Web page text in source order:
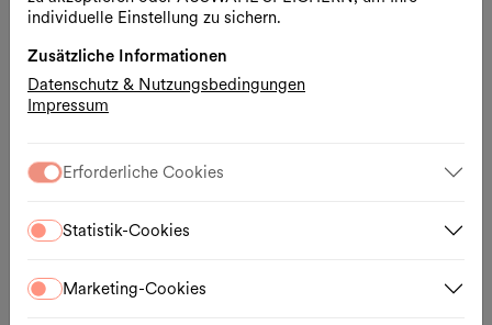
Rund um die Uhr geöffnet
Kontakt
Museumsplatz 1
T. +43 1 523 58 81-1720
individuelle Einstellung zu sichern.
Zusätzliche Informationen
Datenschutz & Nutzungsbedingungen
Impressum
Erforderliche Cookies
Statistik-Cookies
Marketing-Cookies